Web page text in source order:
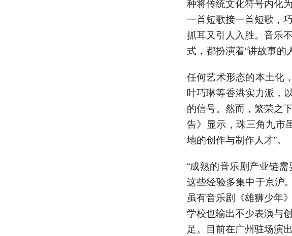
一首短歌接一首短歌，
抓耳又引人入胜。音乐
式，都扮演着“讲故事的
任何艺术形态的本土化
叶巧琳等香港实力派，
的信号。然而，繁荣之
告》显示，珠三角九市
地的创作与制作人才”。
“成熟的音乐剧产业链
这些经验多集中于京沪
虽有音乐剧《雄狮少年
学校也输出不少表演与
足。目前在广州驻场演